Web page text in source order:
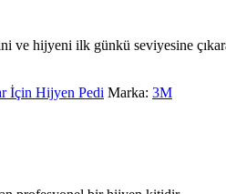
ve hijyeni ilk günkü seviyesine
İçin Hijyen Pedi Marka: 3M